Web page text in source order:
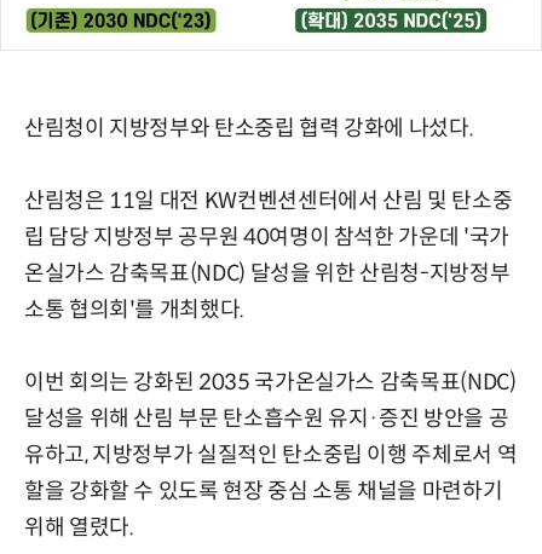
산림청이 지방정부와 탄소중립 협력 강화에 나섰다.
산림청은 11일 대전 KW컨벤션센터에서 산림 및 탄소중
립 담당 지방정부 공무원 40여명이 참석한 가운데 '국가
온실가스 감축목표(NDC) 달성을 위한 산림청-지방정부
소통 협의회'를 개최했다.
이번 회의는 강화된 2035 국가온실가스 감축목표(NDC)
달성을 위해 산림 부문 탄소흡수원 유지·증진 방안을 공
유하고, 지방정부가 실질적인 탄소중립 이행 주체로서 역
할을 강화할 수 있도록 현장 중심 소통 채널을 마련하기
위해 열렸다.